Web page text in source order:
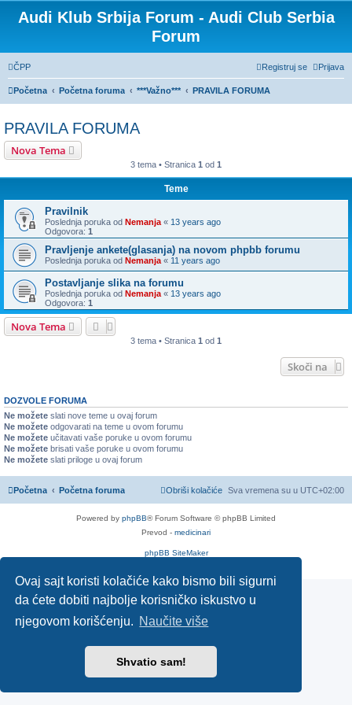
Ovaj sajt koristi kolačiće kako bismo bili sigurni
da ćete dobiti najbolje korisničko iskustvo u
njegovom korišćenju. Naučite više
Shvatio sam!
Audi Klub Srbija Forum - Audi Club Serbia
Forum
ČPP Prijava
Registruj se
Početna Početna foruma ***Važno*** PRAVILA FORUMA
PRAVILA FORUMA
Nova Tema
3 tema • Stranica 1 od 1
Teme
Pravilnik
Poslednja poruka od Nemanja « 13 years ago
Odgovora: 1
Pravljenje ankete(glasanja) na novom phpbb forumu
Poslednja poruka od Nemanja « 11 years ago
Postavljanje slika na forumu
Poslednja poruka od Nemanja « 13 years ago
Odgovora: 1
Nova Tema
3 tema • Stranica 1 od 1
Skoči na
DOZVOLE FORUMA
Ne možete slati nove teme u ovaj forum
Ne možete odgovarati na teme u ovom forumu
Ne možete učitavati vaše poruke u ovom forumu
Ne možete brisati vaše poruke u ovom forumu
Ne možete slati priloge u ovaj forum
Početna Početna foruma Sva vremena su u UTC+02:00
Obriši kolačiće
Powered by phpBB® Forum Software © phpBB Limited
Prevod - medicinari
phpBB SiteMaker